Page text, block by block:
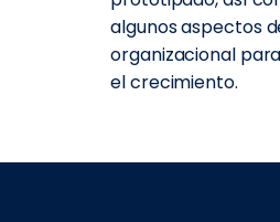
algunos aspectos
organizacional
el crecimiento.